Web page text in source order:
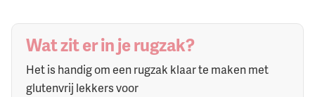
Wat zit er in je rugzak?
Het is handig om een rugzak klaar te maken met
glutenvrij lekkers voor